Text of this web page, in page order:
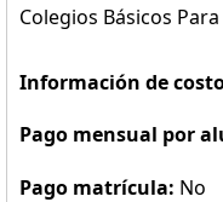
Colegios Básicos
Información de
Pago mensual por
Pago matrícula: No